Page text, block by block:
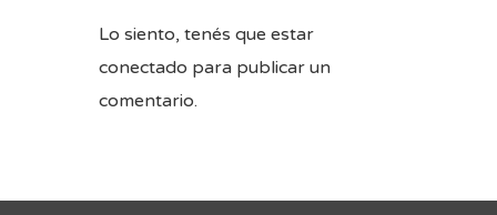
Lo siento, tenés que estar
conectado para publicar un
comentario.